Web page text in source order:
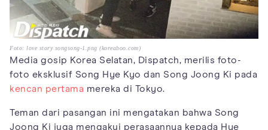
Foto: love story songsong-1.png (koreaboo.com)
Media gosip Korea Selatan, Dispatch, merilis foto-
foto eksklusif Song Hye Kyo dan Song Joong Ki pada
kencan pertama mereka di Tokyo.
Teman dari pasangan ini mengatakan bahwa Song
Joong Ki juga mengakui perasaannya kepada Hye